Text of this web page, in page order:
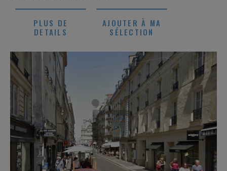
PLUS DE
DETAILS
AJOUTER À MA
SÉLECTION